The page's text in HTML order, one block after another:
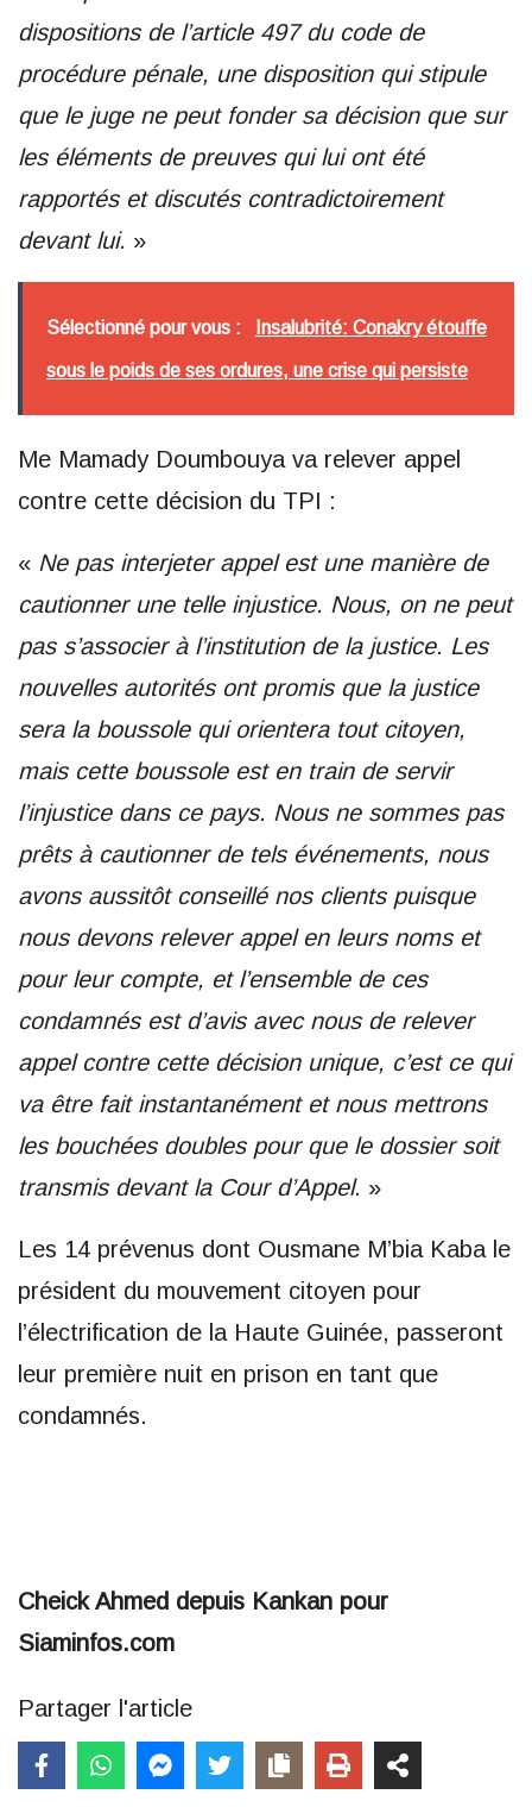
dispositions de l’article 497 du code de
procédure pénale, une disposition qui stipule
que le juge ne peut fonder sa décision que sur
les éléments de preuves qui lui ont été
rapportés et discutés contradictoirement
devant lui. »
Sélectionné pour vous : Insalubrité: Conakry étouffe
sous le poids de ses ordures, une crise qui persiste
Me Mamady Doumbouya va relever appel
contre cette décision du TPI :
« Ne pas interjeter appel est une manière de
cautionner une telle injustice. Nous, on ne peut
pas s’associer à l’institution de la justice. Les
nouvelles autorités ont promis que la justice
sera la boussole qui orientera tout citoyen,
mais cette boussole est en train de servir
l’injustice dans ce pays. Nous ne sommes pas
prêts à cautionner de tels événements, nous
avons aussitôt conseillé nos clients puisque
nous devons relever appel en leurs noms et
pour leur compte, et l’ensemble de ces
condamnés est d’avis avec nous de relever
appel contre cette décision unique, c’est ce qui
va être fait instantanément et nous mettrons
les bouchées doubles pour que le dossier soit
transmis devant la Cour d’Appel. »
Les 14 prévenus dont Ousmane M’bia Kaba le
président du mouvement citoyen pour
l’électrification de la Haute Guinée, passeront
leur première nuit en prison en tant que
condamnés.
Cheick Ahmed depuis Kankan pour
Siaminfos.com
Partager l'article